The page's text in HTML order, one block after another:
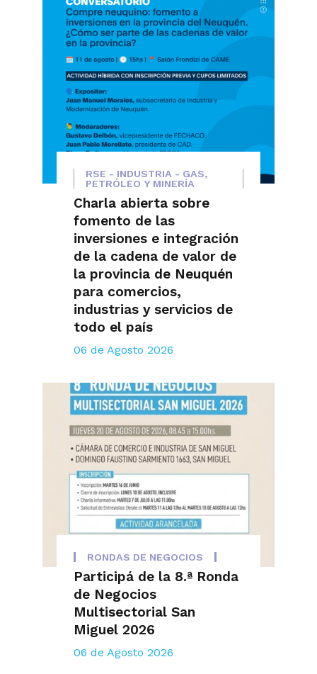
RSE - INDUSTRIA - GAS,
PETRÓLEO Y MINERÍA
Charla abierta sobre
fomento de las
inversiones e integración
de la cadena de valor de
la provincia de Neuquén
para comercios,
industrias y servicios de
todo el país
06 de Agosto 2026
RONDAS DE NEGOCIOS
Participá de la 8.ª Ronda
de Negocios
Multisectorial San
Miguel 2026
06 de Agosto 2026